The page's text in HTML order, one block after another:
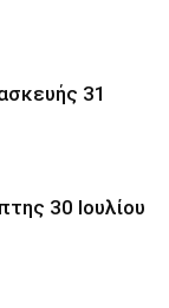
31
30 Ιουλίου